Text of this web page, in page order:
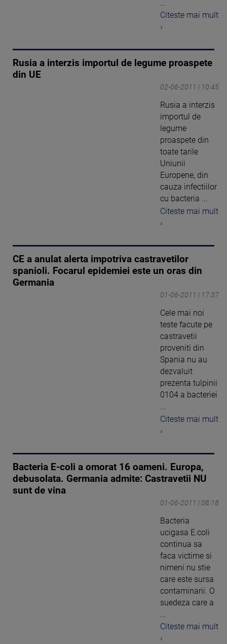
Citeste mai mult
›
Rusia a interzis importul de legume proaspete
din UE
02-06-2011 | 10:45
Rusia a interzis
importul de
legume
proaspete din
toate tarile
Uniunii
Europene, din
cauza infectiilor
cu bacteria ...
Citeste mai mult
›
CE a anulat alerta impotriva castravetilor
spanioli. Focarul epidemiei este un oras din
Germania
01-06-2011 | 17:37
Cele mai noi
teste facute pe
castravetii
proveniti din
Spania nu au
dezvaluit
prezenta tulpinii
0104 a bacteriei
...
Citeste mai mult
›
Bacteria E-coli a omorat 16 oameni. Europa,
debusolata. Germania admite: Castravetii NU
sunt de vina
01-06-2011 | 08:18
Bacteria
ucigasa E.coli
continua sa
faca victime si
nimeni nu stie
care este sursa
contaminarii. O
suedeza care a
Citeste mai mult
›